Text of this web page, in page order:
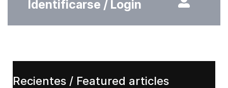
Identificarse / Login
Recientes / Featured articles